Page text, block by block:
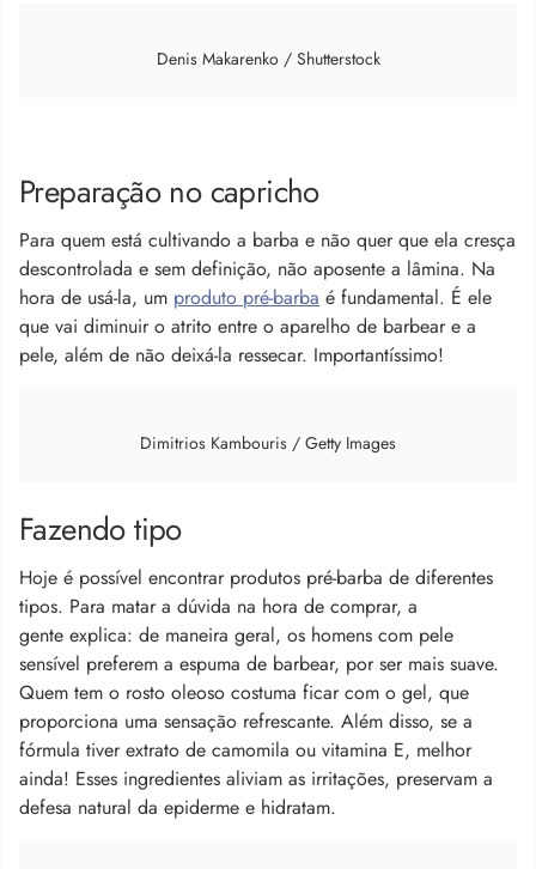
Denis Makarenko / Shutterstock
Preparação no capricho
Para quem está cultivando a barba e não quer que ela cresça
descontrolada e sem definição, não aposente a lâmina. Na
hora de usá-la, um produto pré-barba é fundamental. É ele
que vai diminuir o atrito entre o aparelho de barbear e a
pele, além de não deixá-la ressecar. Importantíssimo!
Dimitrios Kambouris / Getty Images
Fazendo tipo
Hoje é possível encontrar produtos pré-barba de diferentes
tipos. Para matar a dúvida na hora de comprar, a
gente explica: de maneira geral, os homens com pele
sensível preferem a espuma de barbear, por ser mais suave.
Quem tem o rosto oleoso costuma ficar com o gel, que
proporciona uma sensação refrescante. Além disso, se a
fórmula tiver extrato de camomila ou vitamina E, melhor
ainda! Esses ingredientes aliviam as irritações, preservam a
defesa natural da epiderme e hidratam.